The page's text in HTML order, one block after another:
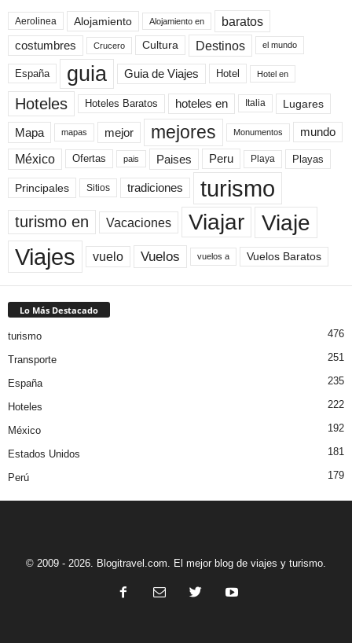
Aerolinea Alojamiento Alojamiento en baratos
costumbres Crucero Cultura Destinos el mundo
España guia Guia de Viajes Hotel Hotel en
Hoteles Hoteles Baratos hoteles en Italia Lugares
Mapa mapas mejor mejores Monumentos mundo
México Ofertas pais Paises Peru Playa Playas
Principales Sitios tradiciones turismo
turismo en Vacaciones Viajar Viaje
Viajes vuelo Vuelos vuelos a Vuelos Baratos
Lo Más Destacado
turismo 476
Transporte 251
España 235
Hoteles 222
México 192
Estados Unidos 181
Perú 179
© 2009 - 2026. Blogitravel.com. El mejor blog de viajes y turismo.